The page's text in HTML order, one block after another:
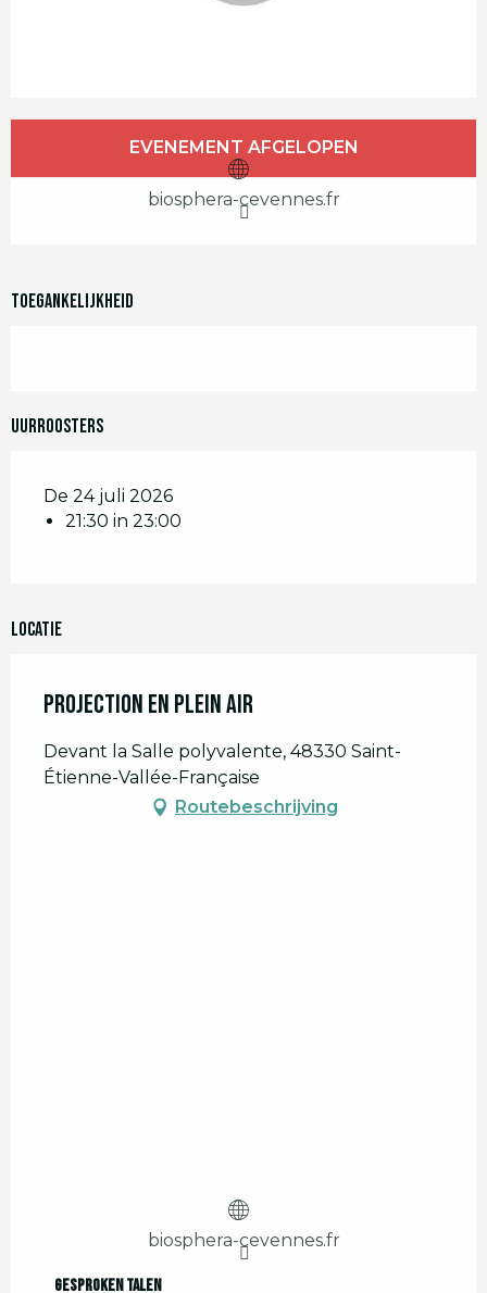
Openingstijden en contactgegevens
EVENEMENT AFGELOPEN
biosphera-cevennes.fr
Toegankelijkheid
Uurroosters
De 24 juli 2026
21:30 in 23:00
Locatie
Projection en plein air
Devant la Salle polyvalente, 48330 Saint-
Étienne-Vallée-Française
Routebeschrijving
biosphera-cevennes.fr
Gesproken talen
Gesproken talen